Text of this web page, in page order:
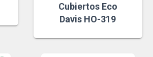
Cubiertos Eco
Davis HO-319